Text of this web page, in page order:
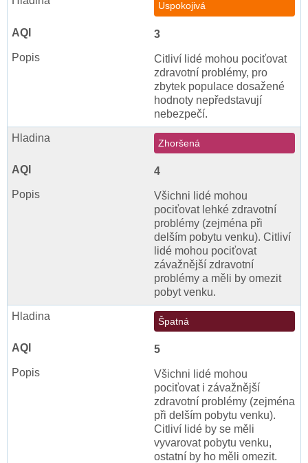
Uspokojivá
3
Citliví lidé mohou pociťovat
zdravotní problémy, pro
zbytek populace dosažené
hodnoty nepředstavují
nebezpečí.
Zhoršená
4
Všichni lidé mohou
pociťovat lehké zdravotní
problémy (zejména při
delším pobytu venku). Citliví
lidé mohou pociťovat
závažnější zdravotní
problémy a měli by omezit
pobyt venku.
Špatná
5
Všichni lidé mohou
pociťovat i závažnější
zdravotní problémy (zejména
při delším pobytu venku).
Citliví lidé by se měli
vyvarovat pobytu venku,
ostatní by ho měli omezit.